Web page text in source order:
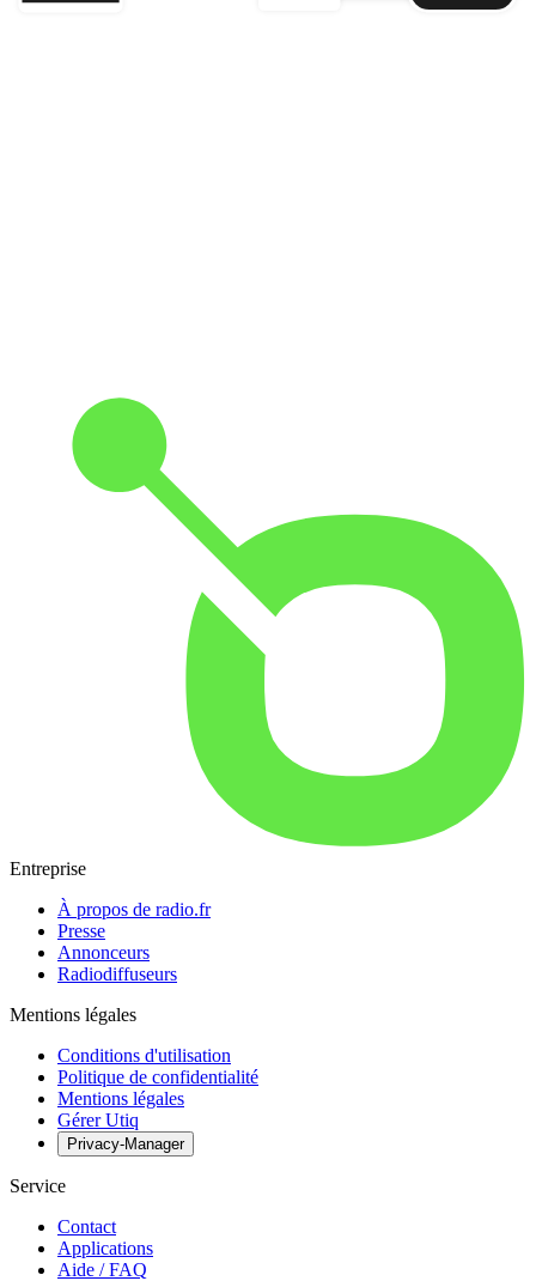
Entreprise
À propos de radio.fr
Presse
Annonceurs
Radiodiffuseurs
Mentions légales
Conditions d'utilisation
Politique de confidentialité
Mentions légales
Gérer Utiq
Privacy-Manager
Service
Contact
Applications
Aide / FAQ